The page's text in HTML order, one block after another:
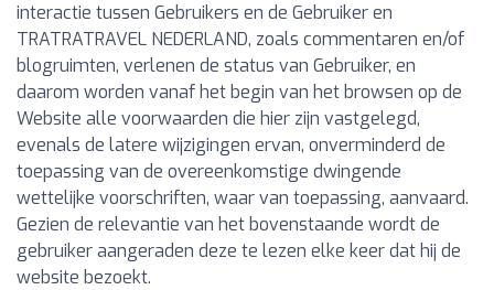
interactie tussen Gebruikers en de Gebruiker en
TRATRATRAVEL NEDERLAND, zoals commentaren en/of
blogruimten, verlenen de status van Gebruiker, en
daarom worden vanaf het begin van het browsen op de
Website alle voorwaarden die hier zijn vastgelegd,
evenals de latere wijzigingen ervan, onverminderd de
toepassing van de overeenkomstige dwingende
wettelijke voorschriften, waar van toepassing, aanvaard.
Gezien de relevantie van het bovenstaande wordt de
gebruiker aangeraden deze te lezen elke keer dat hij de
website bezoekt.